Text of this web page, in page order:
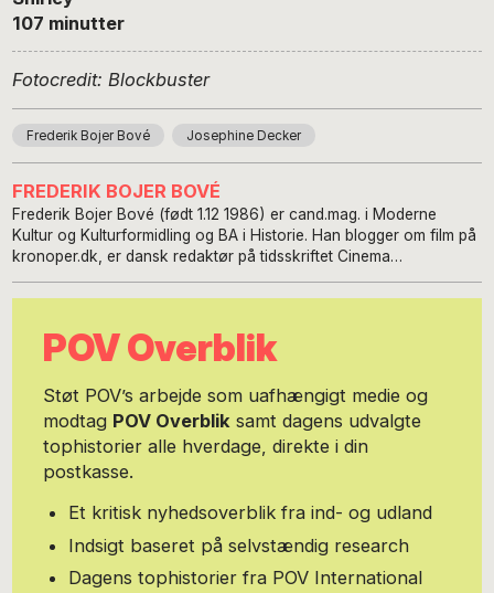
107 minutter
Fotocredit: Blockbuster
Frederik Bojer Bové Josephine Decker
FREDERIK BOJER BOVÉ
Frederik Bojer Bové (født 1.12 1986) er cand.mag. i Moderne
Kultur og Kulturformidling og BA i Historie. Han blogger om film på
kronoper.dk, er dansk redaktør på tidsskriftet Cinema
Architecture Festival.
POV Overblik
Støt POV’s arbejde som uafhængigt medie og
modtag POV Overbliksamt dagens udvalgte
tophistorier alle hverdage, direkte i din
postkasse.
Et kritisk nyhedsoverblik fra ind- og udland
Indsigt baseret på selvstændig research
Dagens tophistorier fra POV International